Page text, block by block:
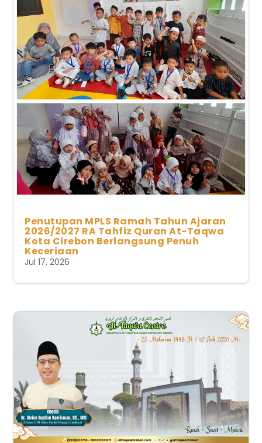
Penutupan MPLS Ramah Tahun Ajaran
2026/2027 RA Tahfiz Quran At-Taqwa
Kota Cirebon Berlangsung Penuh
Keceriaan
Jul 17, 2026